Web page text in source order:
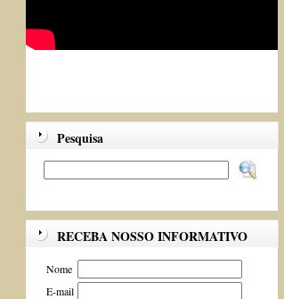
Pesquisa
RECEBA NOSSO INFORMATIVO
Nome
E-mail